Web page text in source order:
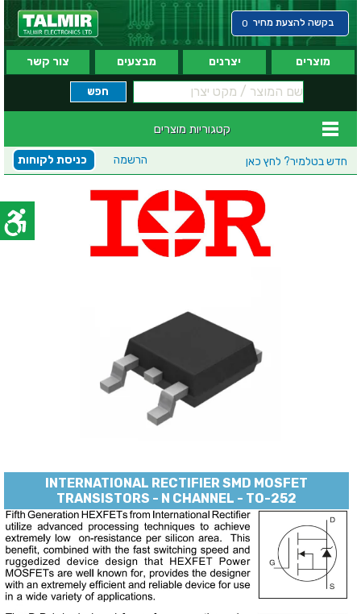
בקשה להצעת מחיר 0
מוצרים יצרנים מבצעים צור קשר
קטגוריות מוצרים
חדש בטלמיר? לחץ כאן כניסת לקוחות הרשמה
INTERNATIONAL RECTIFIER SMD MOSFET
TRANSISTORS - N CHANNEL - TO-252